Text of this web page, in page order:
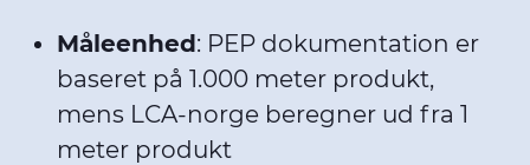
Måleenhed: PEP dokumentation er
baseret på 1.000 meter produkt,
mens LCA-norge beregner ud fra 1
meter produkt